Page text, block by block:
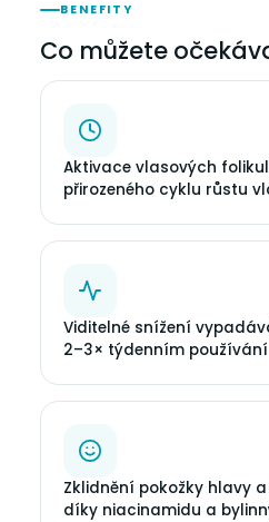
BENEFITY
Co můžete
Aktivace vlasových
přirozeného cyklu růstu
Viditelné snížení
2–3× týdenním používání
Zklidnění pokožky hlavy
díky niacinamidu a